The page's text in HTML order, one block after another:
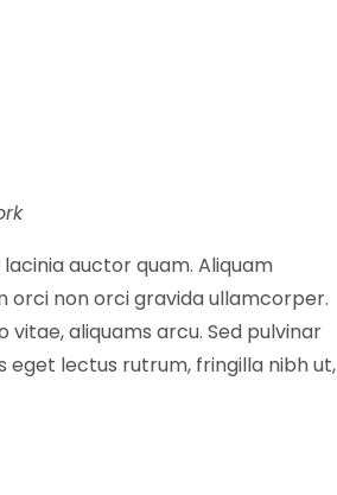
auctor quam. Aliquam
orci non orci gravida ullamcorper.
vitae, aliquams arcu. Sed pulvinar
eget lectus rutrum, fringilla nibh ut,